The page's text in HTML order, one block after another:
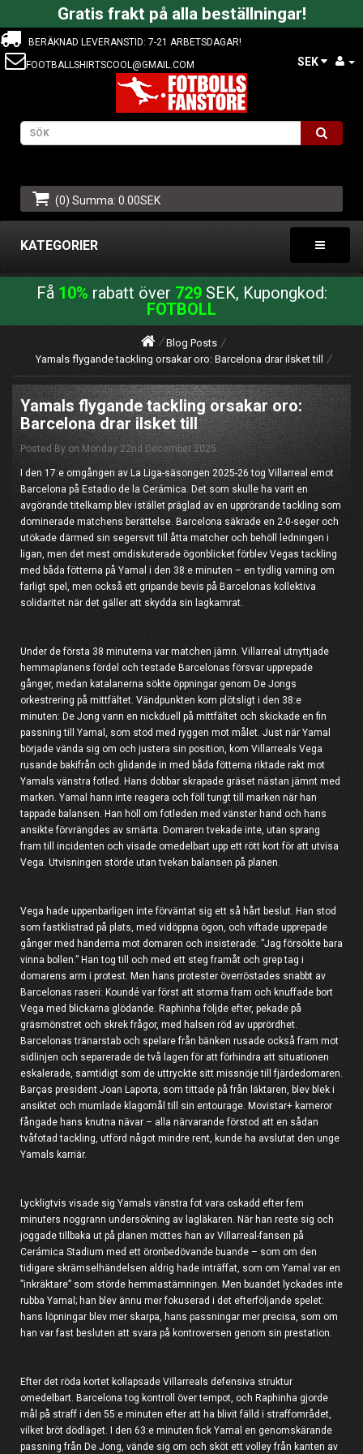
Gratis frakt på alla beställningar!
BERÄKNAD LEVERANSTID: 7-21 ARBETSDAGAR!
FOOTBALLSHIRTSCOOL@GMAIL.COM
SEK
(0) Summa: 0.00SEK
KATEGORIER
Få 10% rabatt över 729SEK, Kupongkod:
FOTBOLL
Blog Posts
Yamals flygande tackling orsakar oro: Barcelona drar ilsket till
Yamals flygande tackling orsakar oro:
Barcelona drar ilsket till
Posted By on Monday 22nd December 2025
I den 17:e omgången av La Liga-säsongen 2025-26 tog Villarreal emot
Barcelona på Estadio de la Cerámica. Det som skulle ha varit en
avgörande titelkamp blev istället präglad av en upprörande tackling som
dominerade matchens berättelse. Barcelona säkrade en 2-0-seger och
utökade därmed sin segersvit till åtta matcher och behöll ledningen i
ligan, men det mest omdiskuterade ögonblicket förblev Vegas tackling
med båda fötterna på Yamal i den 38:e minuten – en tydlig varning om
farligt spel, men också ett gripande bevis på Barcelonas kollektiva
solidaritet när det gäller att skydda sin lagkamrat.
Under de första 38 minuterna var matchen jämn. Villarreal utnyttjade
hemmaplanens fördel och testade Barcelonas försvar upprepade
gånger, medan katalanerna sökte öppningar genom De Jongs
orkestrering på mittfältet. Vändpunkten kom plötsligt i den 38:e
minuten: De Jong vann en nickduell på mittfältet och skickade en fin
passning till Yamal, som stod med ryggen mot målet. Just när Yamal
började vända sig om och justera sin position, kom Villarreals Vega
rusande bakifrån och glidande in med båda fötterna riktade rakt mot
Yamals vänstra fotled. Hans dobbar skrapade gräset nästan jämnt med
marken. Yamal hann inte reagera och föll tungt till marken när han
tappade balansen. Han höll om fotleden med vänster hand och hans
ansikte förvrängdes av smärta. Domaren tvekade inte, utan sprang
fram till incidenten och visade omedelbart upp ett rött kort för att utvisa
Vega. Utvisningen störde utan tvekan balansen på planen.
Vega hade uppenbarligen inte förväntat sig ett så hårt beslut. Han stod
som fastklistrad på plats, med vidöppna ögon, och viftade upprepade
gånger med händerna mot domaren och insisterade: ”Jag försökte bara
vinna bollen.” Han tog till och med ett steg framåt och grep tag i
domarens arm i protest. Men hans protester överröstades snabbt av
Barcelonas raseri: Koundé var först att storma fram och knuffade bort
Vega med blickarna glödande. Raphinha följde efter, pekade på
gräsmönstret och skrek frågor, med halsen röd av upprördhet.
Barcelonas tränarstab och spelare från bänken rusade också fram mot
sidlinjen och separerade de två lagen för att förhindra att situationen
eskalerade, samtidigt som de uttryckte sitt missnöje till fjärdedomaren.
Barças president Joan Laporta, som tittade på från läktaren, blev blek i
ansiktet och mumlade klagomål till sin entourage. Movistar+ kameror
fångade hans knutna nävar – alla närvarande förstod att en sådan
tvåfotad tackling, utförd något mindre rent, kunde ha avslutat den unge
Yamals karriär.
Lyckligtvis visade sig Yamals vänstra fot vara oskadd efter fem
minuters noggrann undersökning av lagläkaren. När han reste sig och
joggade tillbaka ut på planen möttes han av Villarreal-fansen på
Cerámica Stadium med ett öronbedövande buande – som om den
tidigare skrämselhändelsen aldrig hade inträffat, som om Yamal var en
”inkräktare” som störde hemmastämningen. Men buandet lyckades inte
rubba Yamal; han blev ännu mer fokuserad i det efterföljande spelet:
hans löpningar blev mer skarpa, hans passningar mer precisa, som om
han var fast besluten att svara på kontroversen genom sin prestation.
Efter det röda kortet kollapsade Villarreals defensiva struktur
omedelbart. Barcelona tog kontroll över tempot, och Raphinha gjorde
mål på straff i den 55:e minuten efter att ha blivit fälld i straffområdet,
vilket bröt dödläget. I den 63:e minuten fick Yamal en genomskärande
passning från De Jong, vände sig om och sköt ett volley från kanten av